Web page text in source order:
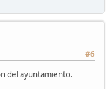
#6
del ayuntamiento.